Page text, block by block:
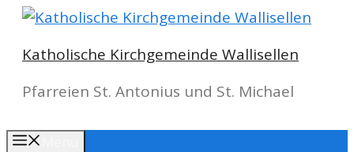
Springe
Inhalt
Katholische Kirchgemeinde Wallisellen
Pfarreien St. Antonius und St. Michael